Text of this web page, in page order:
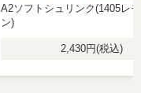
A2ソフトシュリンク(1405レ
ン)
2,430円(税込)